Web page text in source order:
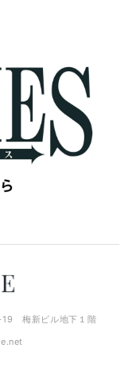
19 梅新ビル地下１階